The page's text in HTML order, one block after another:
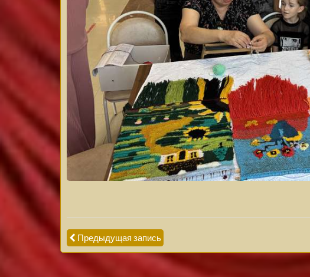
Предыдущая запись